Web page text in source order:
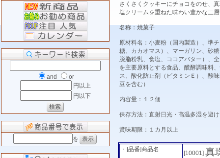
and
or
円以上
円以下
を
さくさくクッキーにチョコをのせ、
塩クリームを重ねた味わい豊かな三
名称：焼菓子
原材料名：小麦粉（国内製造）、準
糖、カカオマス）、マーガリン、砂
脱脂粉乳、食塩、ココアバター）、
を主要原料とする食品、醗酵調味料
ス、酸化防止剤（ビタミンＥ）、酸
豆を含む）
内容量：１２個
保存方法：直射日光・高温多湿を避
賞味期限：１カ月以上
・[品番]商品名
[10001] 真